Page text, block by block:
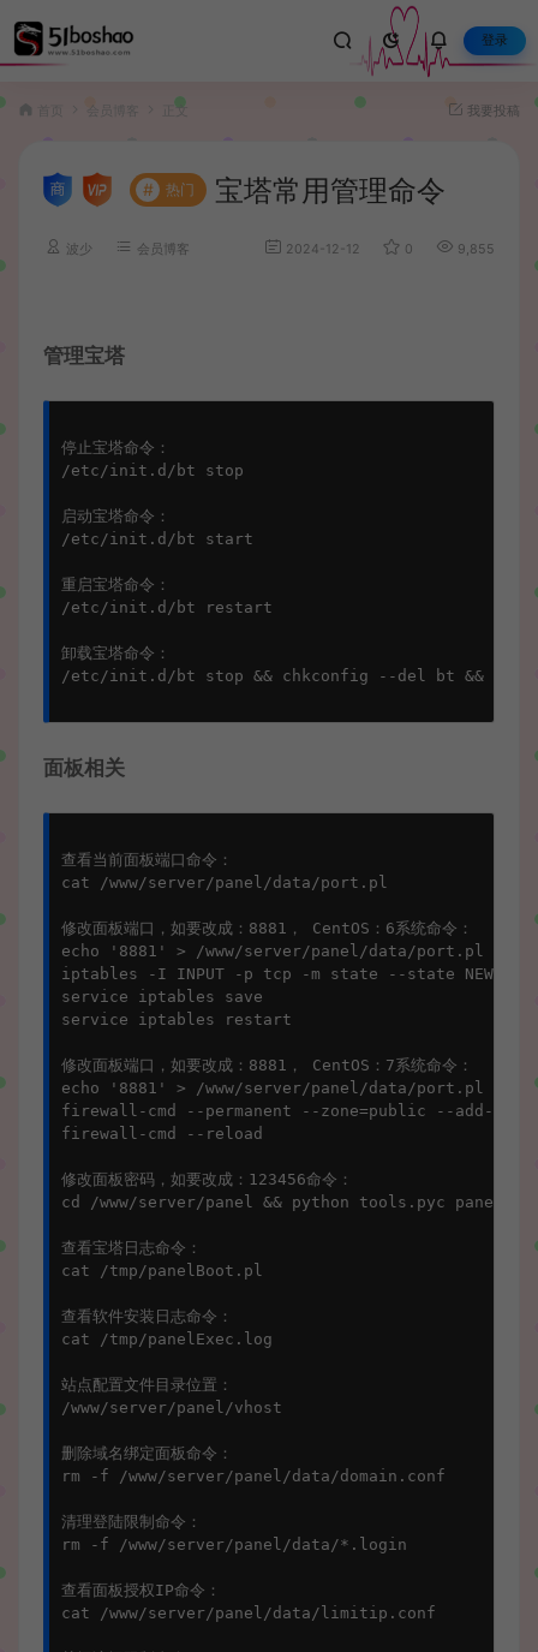
登录
会员博客 正文 我要投稿
# 热门 宝塔常用管理命令
波少 会员博客 2024-12-12 0 9,855
管理宝塔
停止宝塔命令：
/etc/init.d/bt stop
启动宝塔命令：
/etc/init.d/bt start
重启宝塔命令：
/etc/init.d/bt restart
卸载宝塔命令：
/etc/init.d/bt stop && chkconfig --del bt && rm
面板相关
查看当前面板端口命令：
cat /www/server/panel/data/port.pl
修改面板端口，如要改成：8881， CentOS：6系统命令：
echo '8881' > /www/server/panel/data/port.pl
iptables -I INPUT -p tcp -m state --state NEW -m
service iptables save
service iptables restart
修改面板端口，如要改成：8881， CentOS：7系统命令：
echo '8881' > /www/server/panel/data/port.pl
firewall-cmd --permanent --zone=public --add-
firewall-cmd --reload
修改面板密码，如要改成：123456命令：
cd /www/server/panel && python tools.pyc panel
查看宝塔日志命令：
cat /tmp/panelBoot.pl
查看软件安装日志命令：
cat /tmp/panelExec.log
站点配置文件目录位置：
/www/server/panel/vhost
删除域名绑定面板命令：
rm -f /www/server/panel/data/domain.conf
清理登陆限制命令：
rm -f /www/server/panel/data/*.login
查看面板授权IP命令：
cat /www/server/panel/data/limitip.conf